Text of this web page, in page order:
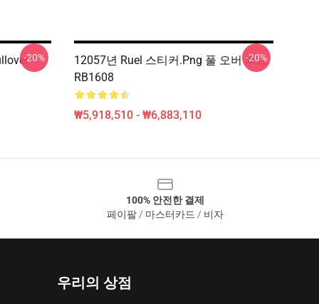
-20%
12057년 Ruel 스티커.png 풀 오버 후드
RB1608
₩5,918,510 - ₩6,883,110
-20%
100% 안전한 결제
페이팔 / 마스터카드 / 비자
우리의 상점